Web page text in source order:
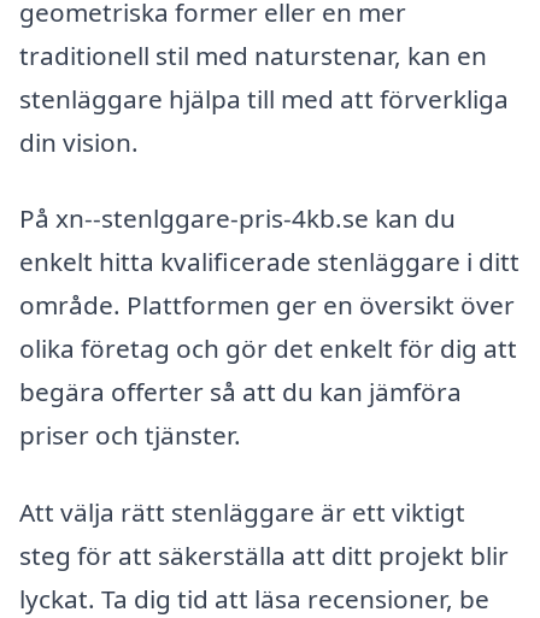
geometriska former eller en mer
traditionell stil med naturstenar, kan en
stenläggare hjälpa till med att förverkliga
din vision.
På xn--stenlggare-pris-4kb.se kan du
enkelt hitta kvalificerade stenläggare i ditt
område. Plattformen ger en översikt över
olika företag och gör det enkelt för dig att
begära offerter så att du kan jämföra
priser och tjänster.
Att välja rätt stenläggare är ett viktigt
steg för att säkerställa att ditt projekt blir
lyckat. Ta dig tid att läsa recensioner, be